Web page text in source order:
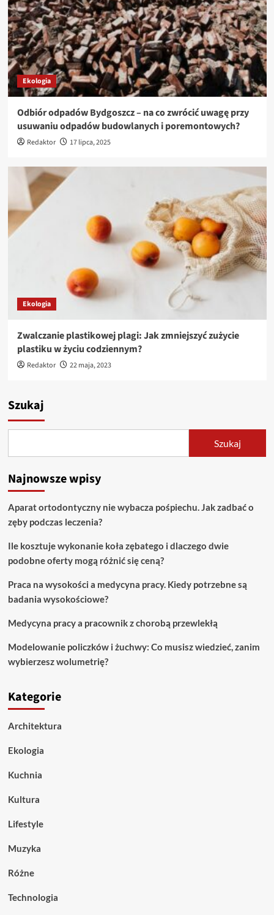
Ekologia
Odbiór odpadów Bydgoszcz – na co zwrócić uwagę przy
usuwaniu odpadów budowlanych i poremontowych?
Redaktor 17 lipca, 2025
Ekologia
Zwalczanie plastikowej plagi: Jak zmniejszyć zużycie
plastiku w życiu codziennym?
Redaktor 22 maja, 2023
Szukaj
Szukaj
Najnowsze wpisy
Aparat ortodontyczny nie wybacza pośpiechu. Jak zadbać o
zęby podczas leczenia?
Ile kosztuje wykonanie koła zębatego i dlaczego dwie
podobne oferty mogą różnić się ceną?
Praca na wysokości a medycyna pracy. Kiedy potrzebne są
badania wysokościowe?
Medycyna pracy a pracownik z chorobą przewlekłą
Modelowanie policzków i żuchwy: Co musisz wiedzieć, zanim
wybierzesz wolumetrię?
Kategorie
Architektura
Ekologia
Kuchnia
Kultura
Lifestyle
Muzyka
Różne
Technologia